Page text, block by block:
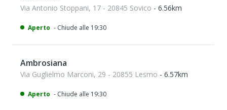
Via Antonio Stoppani, 17 - 20845 Sovico - 6.56km
Aperto - Chiude alle 19:30
Ambrosiana
Via Guglielmo Marconi, 29 - 20855 Lesmo - 6.57km
Aperto - Chiude alle 19:30